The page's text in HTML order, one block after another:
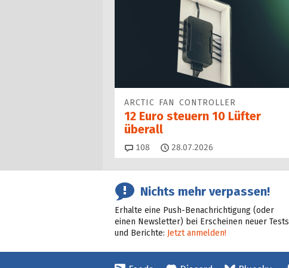
ARCTIC FAN CONTROLLER
12 Euro steuern 10 Lüfter
überall
108 Kommentare
28.07.2026
Nichts mehr verpassen!
Erhalte eine Push-Benachrichtigung (oder
einen Newsletter) bei Erscheinen neuer Tests
und Berichte: Jetzt anmelden!